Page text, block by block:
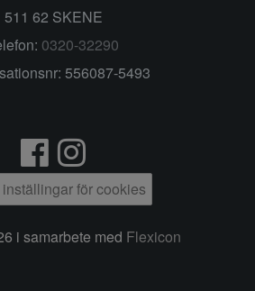
511 62 SKENE
0320-32290
556087-5493
för cookies
i samarbete med Flexicon